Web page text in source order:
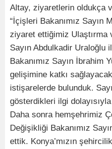
Altay, ziyaretlerin oldukça
“İçişleri Bakanımız Sayın
ziyaret ettiğimiz Ulaştırma
Sayın Abdulkadir Uraloğlu
Bakanımız Sayın İbrahim
gelişimine katkı
istişarelerde bulunduk.
gösterdikleri ilgi
Daha sonra hemşehrimiz
Değişikliği Bakanımız
ettik. Konya’mızın